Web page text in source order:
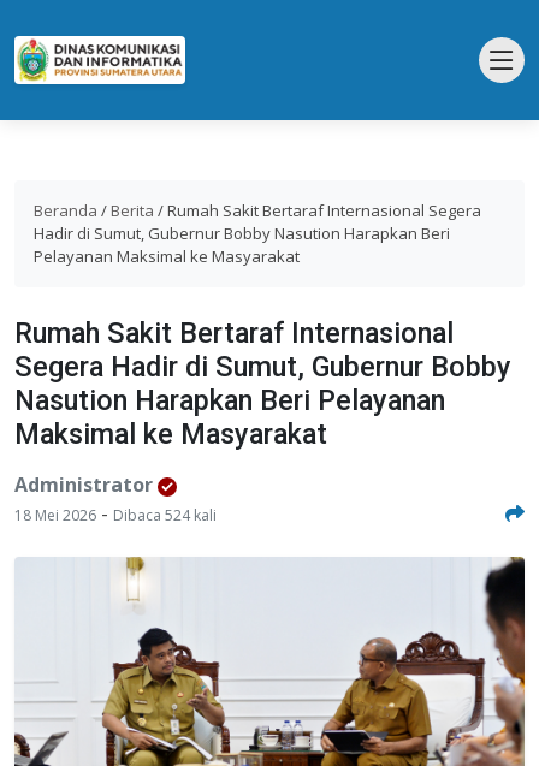
Beranda / Berita /Rumah Sakit Bertaraf Internasional Segera
Hadir di Sumut, Gubernur Bobby Nasution Harapkan Beri
Pelayanan Maksimal ke Masyarakat
Rumah Sakit Bertaraf Internasional
Segera Hadir di Sumut, Gubernur Bobby
Nasution Harapkan Beri Pelayanan
Maksimal ke Masyarakat
Administrator
18 Mei 2026 - Dibaca 524 kali